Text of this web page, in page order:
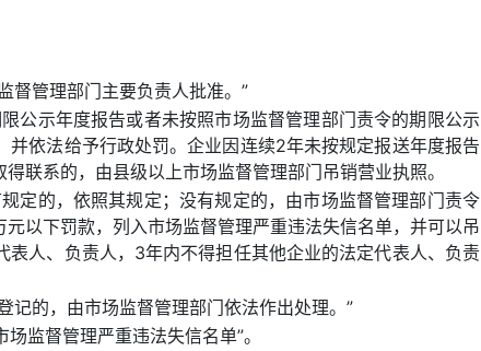
督管理部门主要负责人批准。”
公示年度报告或者未按照市场监督管理部门责令的期限公示
依法给予行政处罚。企业因连续2年未按规定报送年度报告
联系的，由县级以上市场监督管理部门吊销营业执照。
定的，依照其规定；没有规定的，由市场监督管理部门责令
以下罚款，列入市场监督管理严重违法失信名单，并可以吊
人、负责人，3年内不得担任其他企业的法定代表人、负责
记的，由市场监督管理部门依法作出处理。”
监督管理严重违法失信名单”。